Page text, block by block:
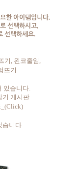
한 아이템입니다.
선택하시고,
선택하세요.
기, 왼코줄임,
뜨기
있습니다.
기 게시판
(Click)
습니다.